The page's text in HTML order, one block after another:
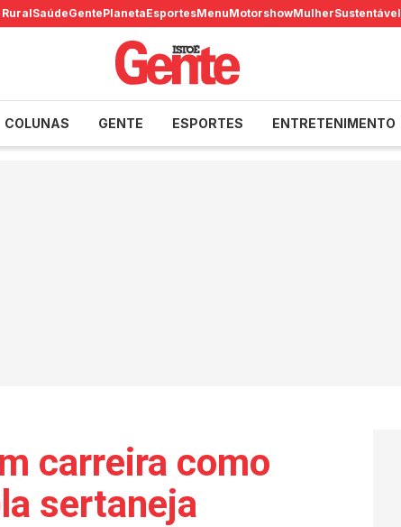
SaúdeGentePlanetaEsportesMenuMotorshowMulherSustentável
COLUNAS GENTE ESPORTES ENTRETENIMENTO
carreira como
sertaneja